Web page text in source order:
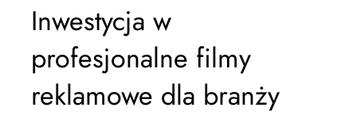
Inwestycja w
profesjonalne filmy
reklamowe dla branży